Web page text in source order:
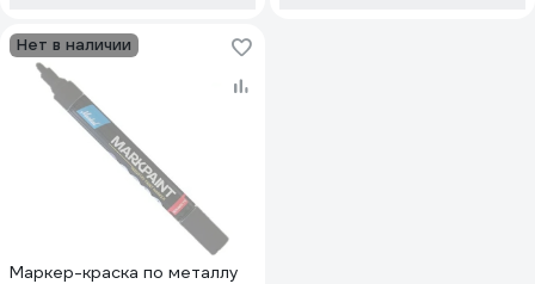
Нет в наличии
Маркер-краска по металлу